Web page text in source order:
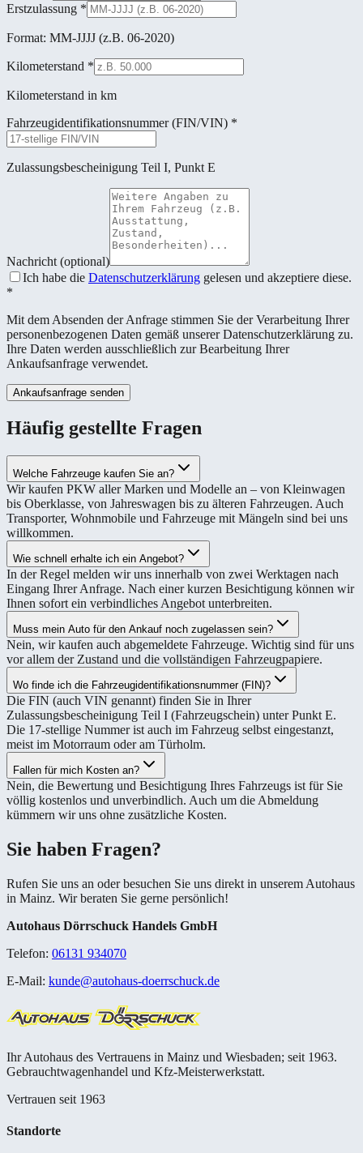
Erstzulassung *
Format: MM-JJJJ (z.B. 06-2020)
Kilometerstand *
Kilometerstand in km
Fahrzeugidentifikationsnummer (FIN/VIN) *
Zulassungsbescheinigung Teil I, Punkt E
Nachricht (optional)
Ich habe die Datenschutzerklärung gelesen und akzeptiere diese.
*
Mit dem Absenden der Anfrage stimmen Sie der Verarbeitung Ihrer
personenbezogenen Daten gemäß unserer Datenschutzerklärung zu.
Ihre Daten werden ausschließlich zur Bearbeitung Ihrer
Ankaufsanfrage verwendet.
Ankaufsanfrage senden
Häufig gestellte Fragen
Welche Fahrzeuge kaufen Sie an?
Wir kaufen PKW aller Marken und Modelle an – von Kleinwagen
bis Oberklasse, von Jahreswagen bis zu älteren Fahrzeugen. Auch
Transporter, Wohnmobile und Fahrzeuge mit Mängeln sind bei uns
willkommen.
Wie schnell erhalte ich ein Angebot?
In der Regel melden wir uns innerhalb von zwei Werktagen nach
Eingang Ihrer Anfrage. Nach einer kurzen Besichtigung können wir
Ihnen sofort ein verbindliches Angebot unterbreiten.
Muss mein Auto für den Ankauf noch zugelassen sein?
Nein, wir kaufen auch abgemeldete Fahrzeuge. Wichtig sind für uns
vor allem der Zustand und die vollständigen Fahrzeugpapiere.
Wo finde ich die Fahrzeugidentifikationsnummer (FIN)?
Die FIN (auch VIN genannt) finden Sie in Ihrer
Zulassungsbescheinigung Teil I (Fahrzeugschein) unter Punkt E.
Die 17-stellige Nummer ist auch im Fahrzeug selbst eingestanzt,
meist im Motorraum oder am Türholm.
Fallen für mich Kosten an?
Nein, die Bewertung und Besichtigung Ihres Fahrzeugs ist für Sie
völlig kostenlos und unverbindlich. Auch um die Abmeldung
kümmern wir uns ohne zusätzliche Kosten.
Sie haben Fragen?
Rufen Sie uns an oder besuchen Sie uns direkt in unserem Autohaus
in Mainz. Wir beraten Sie gerne persönlich!
Autohaus Dörrschuck Handels GmbH
Telefon: 06131 934070
E-Mail: kunde@autohaus-doerrschuck.de
Ihr Autohaus des Vertrauens in Mainz und Wiesbaden; seit 1963.
Gebrauchtwagenhandel und Kfz-Meisterwerkstatt.
Vertrauen seit 1963
Standorte